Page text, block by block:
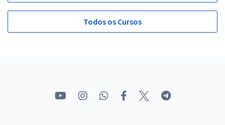
Todos os Cursos